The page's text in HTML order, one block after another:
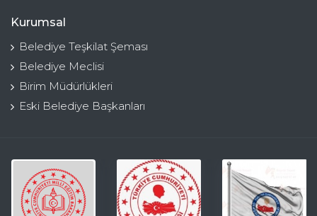
Kurumsal
Belediye Teşkilat Şeması
Belediye Meclisi
Birim Müdürlükleri
Eski Belediye Başkanları